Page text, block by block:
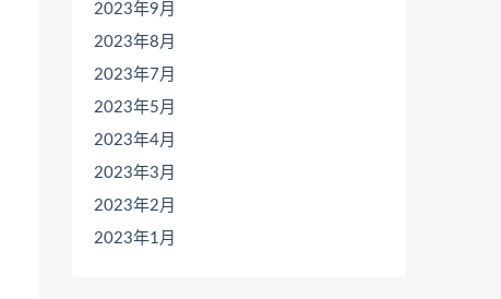
2023年9月
2023年8月
2023年7月
2023年5月
2023年4月
2023年3月
2023年2月
2023年1月